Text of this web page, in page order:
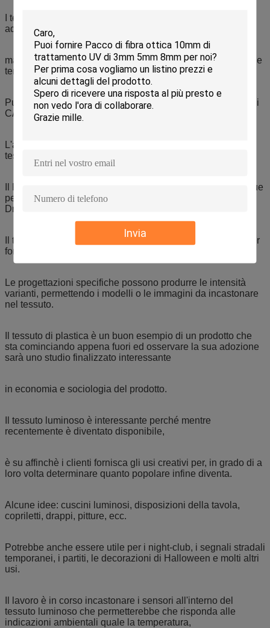
Invia
I tessuti d'ardore ha la luce soltanto dalle bande, è molto
adatti a corridore, a tovaglia ed a cuscini,
ma può essere usato anche per abbigliamento luminoso e le
tende luminose.
Può essere alimentato dalla batteria al litio o dalla SPINA di
CA.
L'abbigliamento a fibra ottica Daniela ha colore 4 colore di
tessuto e 7 del principale di.
Il RGB Led è inoltre disponibile con tutti i colori e l'effetto due
per accende il vostro speciale Cinderella Glow Luminous
Dress.
Il tessuto luminoso usa a bassa tensione (3-5 V) batterie per
fornire un'incandescenza piacevole in qualsiasi colore.
Le progettazioni specifiche possono produrre le intensità
varianti, permettendo i modelli o le immagini da incastonare
nel tessuto.
Il tessuto di plastica è un buon esempio di un prodotto che
sta cominciando appena fuori ed osservare la sua adozione
sarà uno studio finalizzato interessante
in economia e sociologia del prodotto.
Il tessuto luminoso è interessante perché mentre
recentemente è diventato disponibile,
è su affinchè i clienti fornisca gli usi creativi per, in grado di a
loro volta determinare quanto popolare infine diventa.
Alcune idee: cuscini luminosi, disposizioni della tavola,
copriletti, drappi, pitture, ecc.
Potrebbe anche essere utile per i night-club, i segnali stradali
temporanei, i partiti, le decorazioni di Halloween e molti altri
usi.
Il lavoro è in corso incastonare i sensori all'interno del
tessuto luminoso che permetterebbe che risponda alle
indicazioni ambientali quale la temperatura,